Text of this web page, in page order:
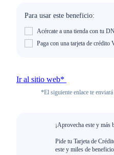
Para usar este beneficio:
Acércate a una tienda con tu
Paga con una tarjeta de
Ir al sitio web*
*El siguiente enlace te
¡Aprovecha este y más
Pide tu Tarjeta de
este y miles de